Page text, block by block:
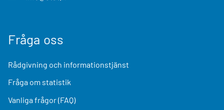
Fråga oss
Rådgivning och informationstjänst
Fråga om statistik
Vanliga frågor (FAQ)